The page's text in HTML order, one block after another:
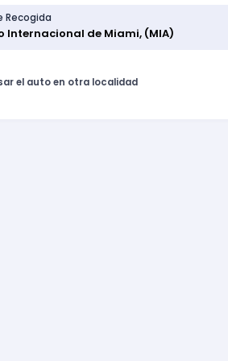
Recogida
el auto en otra localidad